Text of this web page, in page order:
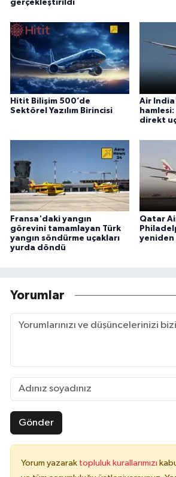
gerçekleştirildi
Hitit Bilişim 500’de
Sektörel Yazılım Birincisi
Air
direkt
Fransa'daki yangın
görevini tamamlayan Türk
yangın söndürme uçakları
yurda döndü
Qatar
yeniden
Yorumlar
Gönder
Yorum yazarak topluluk kurallarımızı